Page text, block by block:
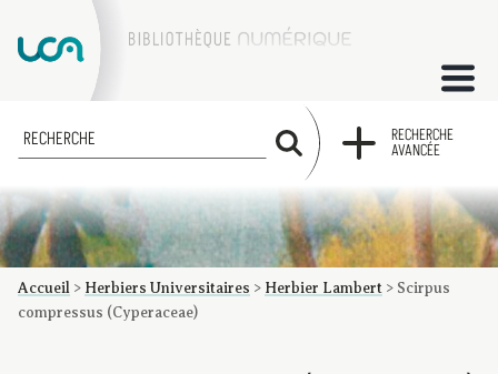
ACCUEIL
COLLECTIONS
FACTUMS
Les factums à la BU
Présentation du corpus de factums de la collection Marie
Bibliographie
Glossaire
Index de recherche
RECHERCHE
RECHERCHE
AVANCÉE
Accueil > Herbiers Universitaires > Herbier Lambert > Scirpus
compressus (Cyperaceae)